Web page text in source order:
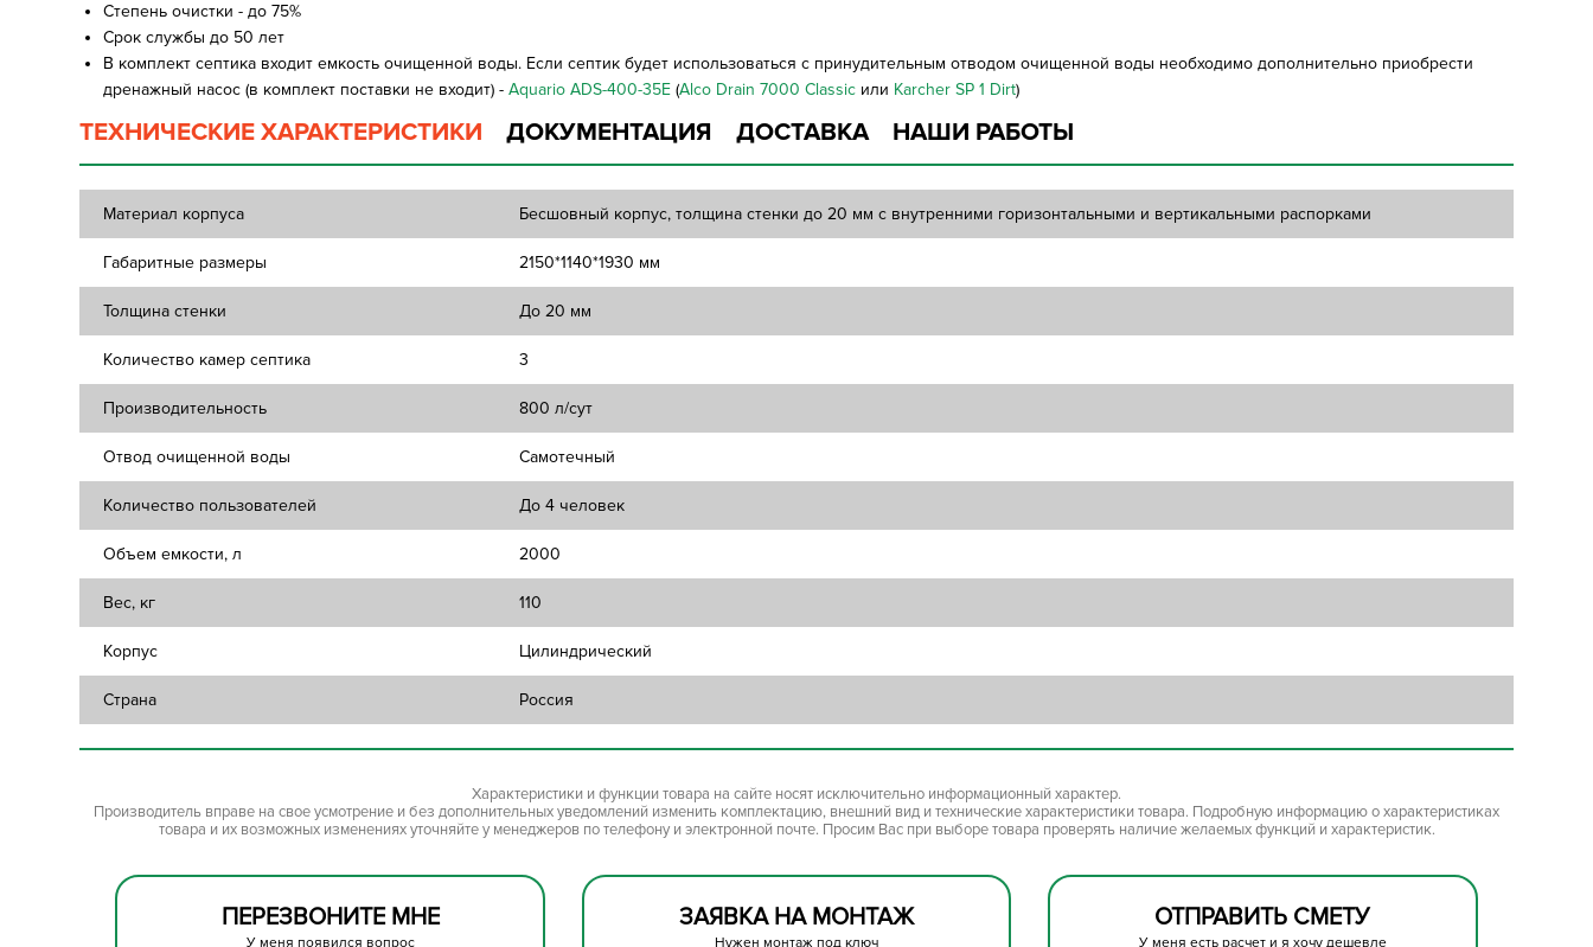
Степень очистки - до 75%
Срок службы до 50 лет
В комплект септика входит емкость очищенной воды. Если септик будет использоваться с принудительным отводом очищенной воды необходимо дополнительно приобрести
дренажный насос (в комплект поставки не входит) -Aquario ADS-400-35E (Alco Drain 7000 Classic или Karcher SP 1 Dirt)
ТЕХНИЧЕСКИЕ ХАРАКТЕРИСТИКИ ДОКУМЕНТАЦИЯ ДОСТАВКА НАШИ РАБОТЫ
Материал корпуса Бесшовный корпус, толщина стенки до 20 мм с внутренними горизонтальными и вертикальными распорками
Габаритные размеры 2150*1140*1930 мм
Толщина стенки До 20 мм
Количество камер септика 3
Производительность 800 л/сут
Отвод очищенной воды Самотечный
Количество пользователей До 4 человек
Объем емкости, л 2000
Вес, кг 110
Корпус Цилиндрический
Страна Россия
Характеристики и функции товара на сайте носят исключительно информационный характер.
Производитель вправе на свое усмотрение и без дополнительных уведомлений изменить комплектацию, внешний вид и технические характеристики товара. Подробную информацию о характеристиках
товара и их возможных изменениях уточняйте у менеджеров по телефону и электронной почте. Просим Вас при выборе товара проверять наличие желаемых функций и характеристик.
ПЕРЕЗВОНИТЕ МНЕ
У меня появился вопрос
ЗАЯВКА НА МОНТАЖ
Нужен монтаж под ключ
ОТПРАВИТЬ СМЕТУ
У меня есть расчет и я хочу дешевле